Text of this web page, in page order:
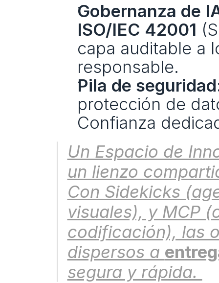
Gobernanza de
ISO/IEC 42001
capa auditable a
responsable.
Pila de
protección de
Confianza
Un Espacio de
un lienzo
Con Sidekicks
visuales), y MCP
codificación), las
dispersos a
segura y rápida.